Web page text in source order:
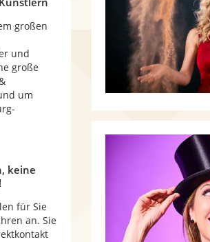
großen
und
große
um
keine
für Sie
an. Sie